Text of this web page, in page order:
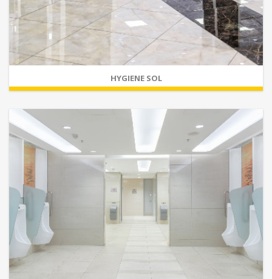
HYGIENE SOL